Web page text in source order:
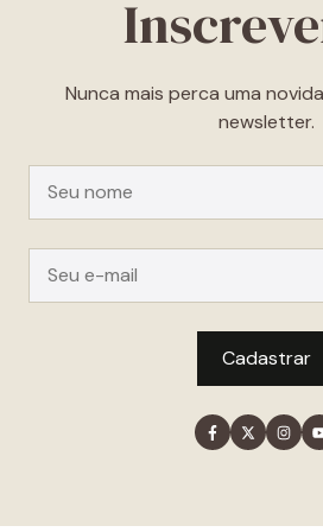
Nunca mais perca uma
newsletter.